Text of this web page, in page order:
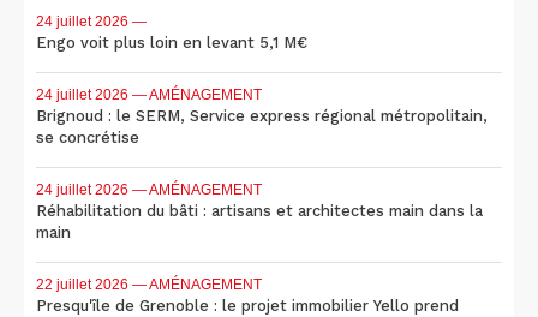
24 juillet 2026 —
Engo voit plus loin en levant 5,1 M€
24 juillet 2026 — AMÉNAGEMENT
Brignoud : le SERM, Service express régional métropolitain,
se concrétise
24 juillet 2026 — AMÉNAGEMENT
Réhabilitation du bâti : artisans et architectes main dans la
main
22 juillet 2026 — AMÉNAGEMENT
Presqu'île de Grenoble : le projet immobilier Yello prend